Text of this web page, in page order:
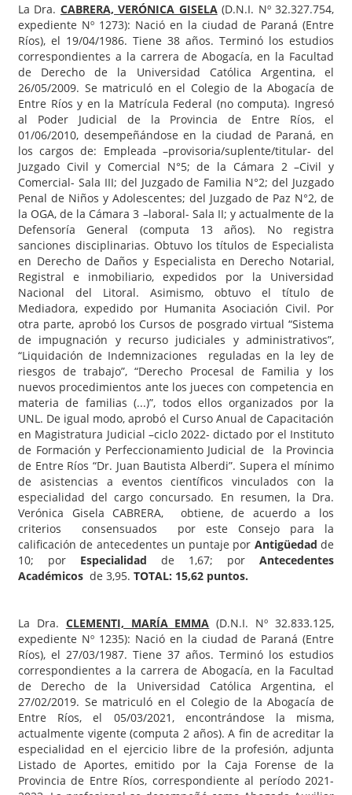
La Dra. CABRERA, VERÓNICA GISELA(D.N.I. Nº 32.327.754,
expediente Nº 1273): Nació en la ciudad de Paraná (Entre
Ríos), el 19/04/1986. Tiene 38 años. Terminó los estudios
correspondientes a la carrera de Abogacía, en la Facultad
de Derecho de la Universidad Católica Argentina, el
26/05/2009. Se matriculó en el Colegio de la Abogacía de
Entre Ríos y en la Matrícula Federal (no computa). Ingresó
al Poder Judicial de la Provincia de Entre Ríos, el
01/06/2010, desempeñándose en la ciudad de Paraná, en
los cargos de: Empleada –provisoria/suplente/titular- del
Juzgado Civil y Comercial N°5; de la Cámara 2 –Civil y
Comercial- Sala III; del Juzgado de Familia N°2; del Juzgado
Penal de Niños y Adolescentes; del Juzgado de Paz N°2, de
la OGA, de la Cámara 3 –laboral- Sala II; y actualmente de la
Defensoría General (computa 13 años). No registra
sanciones disciplinarias. Obtuvo los títulos de Especialista
en Derecho de Daños y Especialista en Derecho Notarial,
Registral e inmobiliario, expedidos por la Universidad
Nacional del Litoral. Asimismo, obtuvo el título de
Mediadora, expedido por Humanita Asociación Civil. Por
otra parte, aprobó los Cursos de posgrado virtual “Sistema
de impugnación y recurso judiciales y administrativos”,
“Liquidación de Indemnizaciones reguladas en la ley de
riesgos de trabajo”, “Derecho Procesal de Familia y los
nuevos procedimientos ante los jueces con competencia en
materia de familias (...)”, todos ellos organizados por la
UNL. De igual modo, aprobó el Curso Anual de Capacitación
en Magistratura Judicial –ciclo 2022- dictado por el Instituto
de Formación y Perfeccionamiento Judicial de la Provincia
de Entre Ríos “Dr. Juan Bautista Alberdi”. Supera el mínimo
de asistencias a eventos científicos vinculados con la
especialidad del cargo concursado. En resumen, la Dra.
Verónica Gisela CABRERA, obtiene, de acuerdo a los
criterios consensuados por este Consejo para la
calificación de antecedentes un puntaje por Antigüedad de
10; por Especialidad de 1,67; por Antecedentes
Académicos de 3,95. TOTAL: 15,62 puntos.
La Dra. CLEMENTI, MARÍA EMMA (D.N.I. Nº 32.833.125,
expediente Nº 1235): Nació en la ciudad de Paraná (Entre
Ríos), el 27/03/1987. Tiene 37 años. Terminó los estudios
correspondientes a la carrera de Abogacía, en la Facultad
de Derecho de la Universidad Católica Argentina, el
27/02/2019. Se matriculó en el Colegio de la Abogacía de
Entre Ríos, el 05/03/2021, encontrándose la misma,
actualmente vigente (computa 2 años). A fin de acreditar la
especialidad en el ejercicio libre de la profesión, adjunta
Listado de Aportes, emitido por la Caja Forense de la
Provincia de Entre Ríos, correspondiente al período 2021-